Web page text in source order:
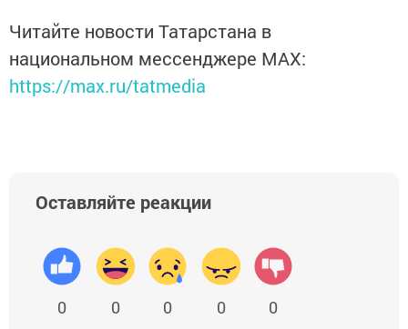
Читайте новости Татарстана в
национальном мессенджере MАХ:
https://max.ru/tatmedia
Оставляйте реакции
0 0 0 0 0